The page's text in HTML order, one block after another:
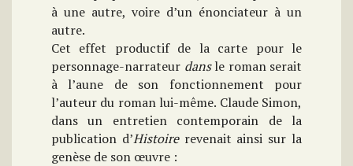
à une autre, voire d’un énonciateur à un
autre.
Cet effet productif de la carte pour le
personnage-narrateur dansle roman serait
à l’aune de son fonctionnement pour
l’auteur du roman lui-même. Claude Simon,
dans un entretien contemporain de la
publication d’Histoirerevenait ainsi sur la
genèse de son œuvre :